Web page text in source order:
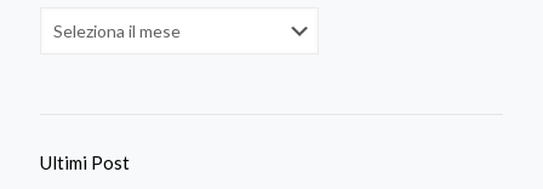
Ultimi Post